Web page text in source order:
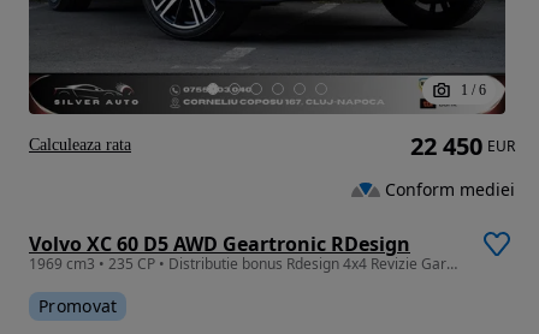
1 / 6
Volvo XC 60 D5 AWD Geartronic RDesign
1969 cm3 • 235 CP • Distributie bonus Rdesign 4x4 Revizie Garantie
Promovat
22 450 EUR
Conform mediei
Calculeaza rata